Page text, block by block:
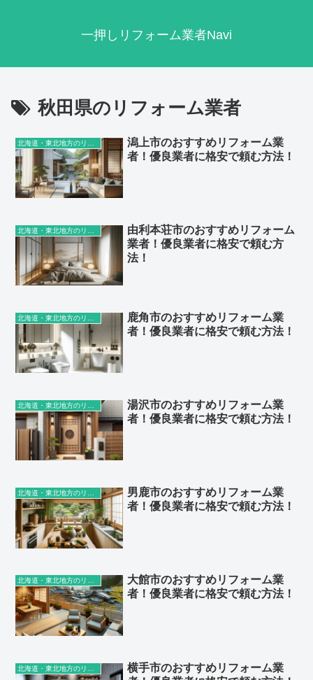
一押しリフォーム業者Navi
秋田県のリフォーム業者
潟上市のおすすめリフォーム業
者！優良業者に格安で頼む方法！
由利本荘市のおすすめリフォーム
業者！優良業者に格安で頼む方
法！
鹿角市のおすすめリフォーム業
者！優良業者に格安で頼む方法！
湯沢市のおすすめリフォーム業
者！優良業者に格安で頼む方法！
北海道・東北地方のリフォーム業者
男鹿市のおすすめリフォーム業
者！優良業者に格安で頼む方法！
北海道・東北地方のリフォーム業者
大館市のおすすめリフォーム業
者！優良業者に格安で頼む方法！
横手市のおすすめリフォーム業